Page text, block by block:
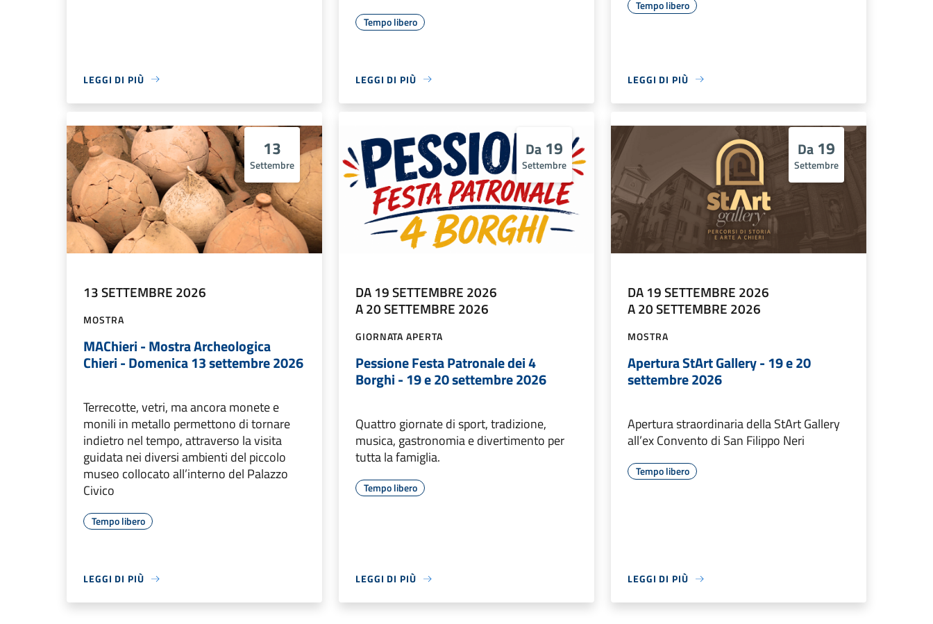
LEGGI DI PIÙ
Tempo libero
LEGGI DI PIÙ
Tempo libero
LEGGI DI PIÙ
13
Settembre
13 SETTEMBRE 2026
MOSTRA
MAChieri - Mostra Archeologica
Chieri - Domenica 13 settembre 2026
Terrecotte, vetri, ma ancora monete e
monili in metallo permettono di tornare
indietro nel tempo, attraverso la visita
guidata nei diversi ambienti del piccolo
museo collocato all’interno del Palazzo
Civico
Tempo libero
LEGGI DI PIÙ
Da 19
Settembre
DA 19 SETTEMBRE 2026
A 20 SETTEMBRE 2026
GIORNATA APERTA
Pessione Festa Patronale dei 4
Borghi - 19 e 20 settembre 2026
Quattro giornate di sport, tradizione,
musica, gastronomia e divertimento per
tutta la famiglia.
Tempo libero
LEGGI DI PIÙ
Da 19
Settembre
DA 19 SETTEMBRE 2026
A 20 SETTEMBRE 2026
MOSTRA
Apertura StArt Gallery - 19 e 20
settembre 2026
Apertura straordinaria della StArt Gallery
all’ex Convento di San Filippo Neri
Tempo libero
LEGGI DI PIÙ